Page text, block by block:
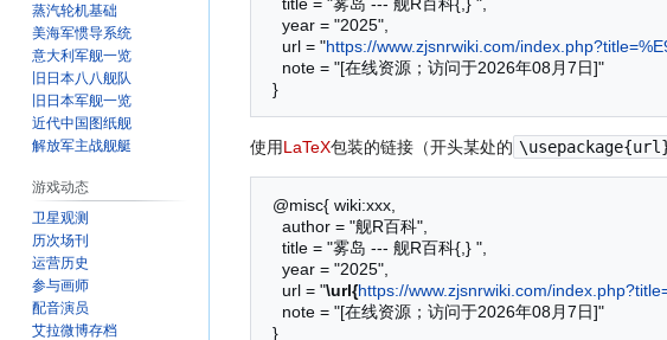
   url = "
https://www.zjsnrwiki.com/
使用LaTeX包装的链接（开头某处的
   url = "
\url{https://www.zjsnrwiki.com/
蒸汽轮机基础
美海军惯导系统
意大利军舰一览
旧日本八八舰队
旧日本军舰一览
近代中国图纸舰
解放军主战舰艇
游戏动态
卫星观测
历次场刊
运营历史
参与画师
配音演员
艾拉微博存档